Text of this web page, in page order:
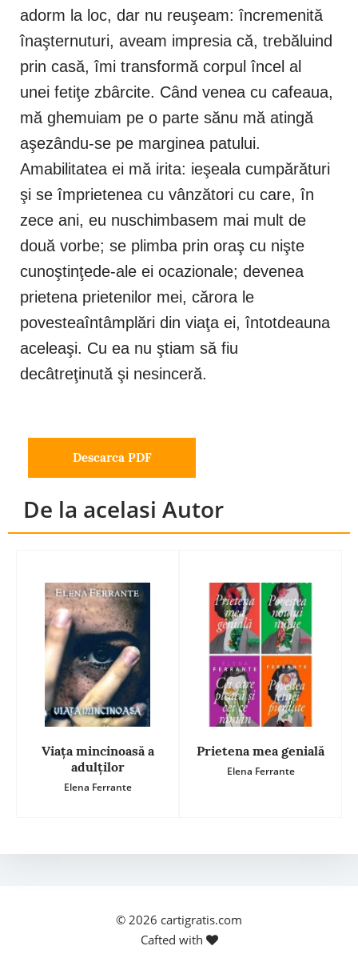
adorm la loc, dar nu reuşeam: încremenită
înaşternuturi, aveam impresia că, trebăluind
prin casă, îmi transformă corpul încel al
unei fetiţe zbârcite. Când venea cu cafeaua,
mă ghemuiam pe o parte sănu mă atingă
aşezându-se pe marginea patului.
Amabilitatea ei mă irita: ieşeala cumpărături
şi se împrietenea cu vânzători cu care, în
zece ani, eu nuschimbasem mai mult de
două vorbe; se plimba prin oraş cu nişte
cunoştinţede-ale ei ocazionale; devenea
prietena prietenilor mei, cărora le
povesteaîntâmplări din viaţa ei, întotdeauna
aceleaşi. Cu ea nu ştiam să fiu
decâtreţinută şi nesinceră.
Descarca PDF
De la acelasi Autor
Viața mincinoasă a
adulților
Elena Ferrante
Prietena mea genială
Elena Ferrante
© 2026 cartigratis.com
Cafted with